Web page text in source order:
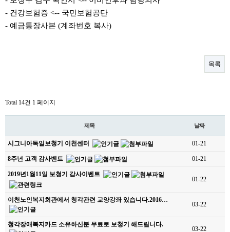
- 건강보험증 <-- 국민보험공단
- 예금통장사본 (계좌번호 복사)
목록
Total 14건 1 페이지
제목 날짜
시그니아독일보청기 이천센터 01-21
8주년 고객 감사벤트 01-21
2019년1월11일 보청기 감사이벤트
01-22
이천노인복지회관에서 청각관련 교양강좌 있습니다.2016…
03-22
청각장애복지카드 소유하신분 무료로 보청기 해드립니다.
03-22